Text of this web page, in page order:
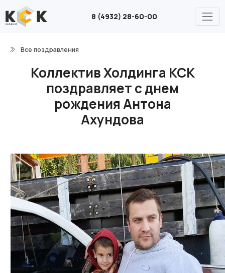
8 (4932) 28-60-00
Все поздравления
Коллектив Холдинга КСК
поздравляет с днем
рождения Антона
Ахундова